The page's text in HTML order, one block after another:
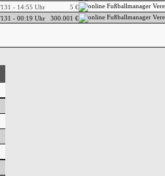
- 14:55 Uhr 5 €
- 00:19 Uhr 300.001 €